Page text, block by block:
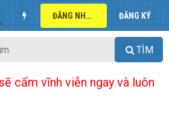
ĐĂNG NHẬP ĐĂNG KÝ
TÌM
cấm vĩnh viễn ngay và luôn